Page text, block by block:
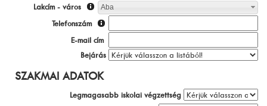
Lakcím - város
Aba
Telefonszám
E-mail cím
Bejárás
SZAKMAI ADATOK
Legmagasabb iskolai végzettség